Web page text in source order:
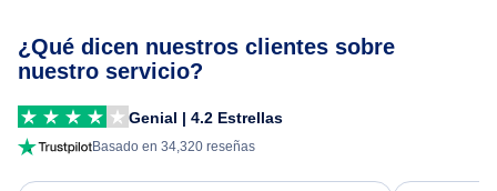
¿Qué dicen nuestros clientes sobre
nuestro servicio?
Genial | 4.2 Estrellas
Basado en 34,320 reseñas